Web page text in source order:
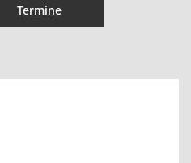
Termine